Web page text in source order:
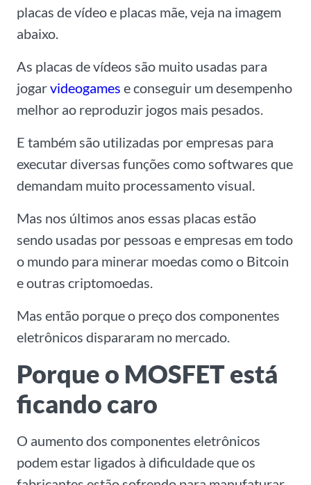
placas de vídeo e placas mãe, veja na imagem
abaixo.
As placas de vídeos são muito usadas para
jogarvideogames e conseguir um desempenho
melhor ao reproduzir jogos mais pesados.
E também são utilizadas por empresas para
executar diversas funções como softwares que
demandam muito processamento visual.
Mas nos últimos anos essas placas estão
sendo usadas por pessoas e empresas em todo
o mundo para minerar moedas como o Bitcoin
e outras criptomoedas.
Mas então porque o preço dos componentes
eletrônicos dispararam no mercado.
Porque o MOSFET está
ficando caro
O aumento dos componentes eletrônicos
podem estar ligados à dificuldade que os